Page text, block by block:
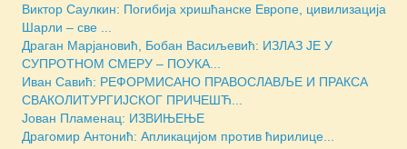
Виктор Саулкин: Погибија хришћанске Европе, цивилизација
Шарли – све ...
Драган Марјановић, Бобан Васиљевић: ИЗЛАЗ ЈЕ У
СУПРОТНОМ СМЕРУ – ПОУКА...
Иван Савић: РЕФОРМИСАНО ПРАВОСЛАВЉЕ И ПРАКСА
СВАКОЛИТУРГИЈСКОГ ПРИЧЕШЋ...
Јован Пламенац: ИЗВИЊЕЊЕ
Драгомир Антонић: Апликацијом против ћирилице...